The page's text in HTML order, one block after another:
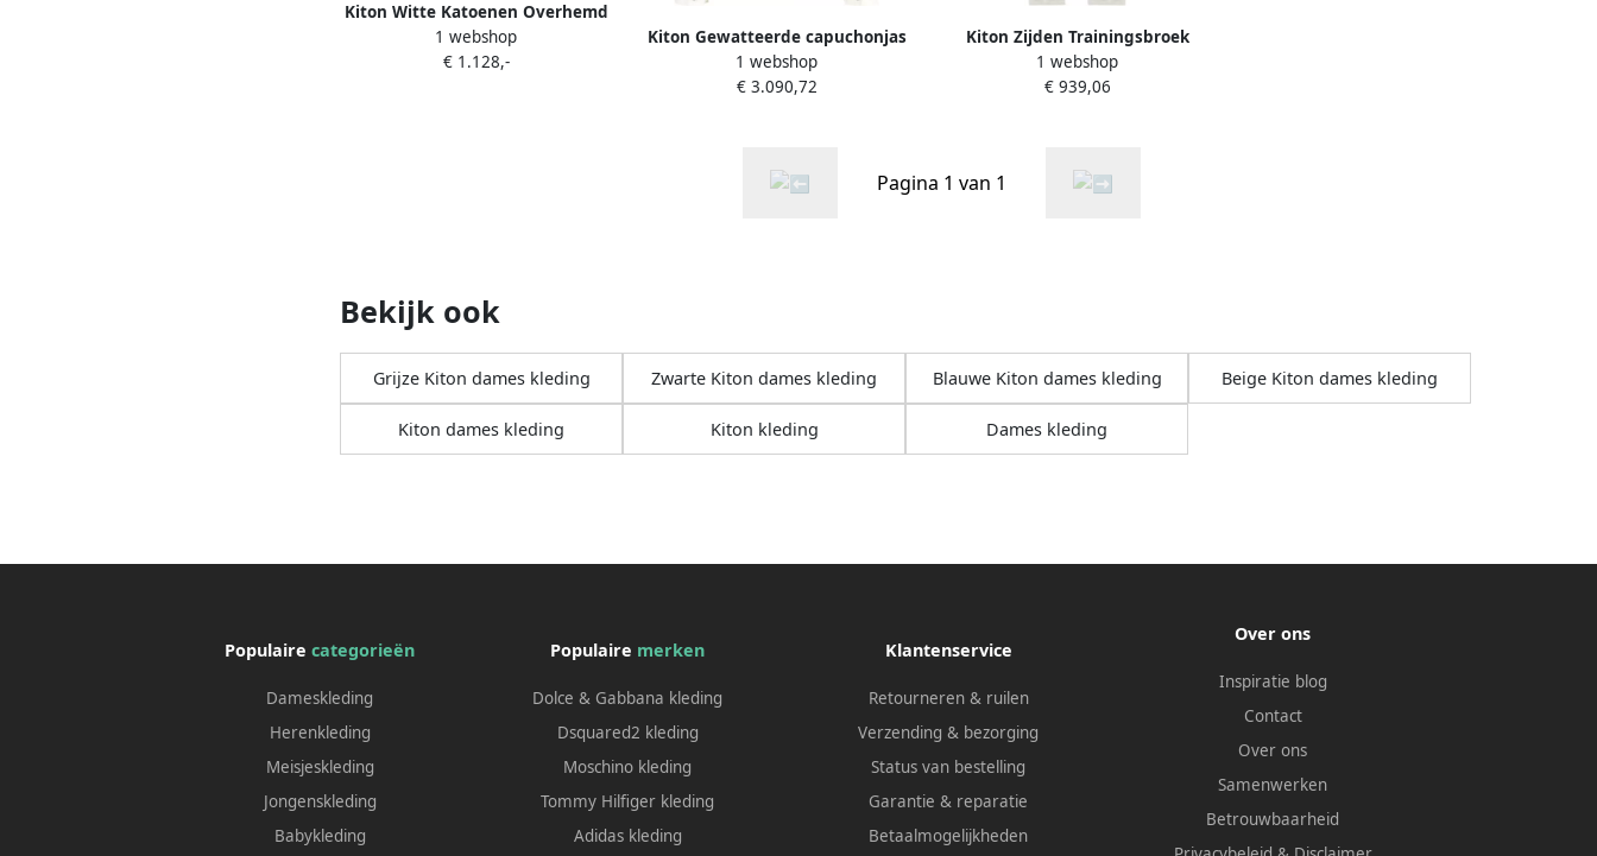
Kiton Witte Katoenen Overhemd
met Broderie Anglaise White
Dames
1 webshop
€ 1.128,-
Kiton Gewatteerde capuchonjas
White Dames
1 webshop
€ 3.090,72
Kiton Zijden Trainingsbroek
White Dames
1 webshop
€ 939,06
Pagina 1 van 1
Bekijk ook
Grijze Kiton dames kleding Zwarte Kiton dames kleding Blauwe Kiton dames kleding Beige Kiton dames kleding
Kiton dames kleding Kiton kleding Dames kleding
Populairecategorieën
Dameskleding
Herenkleding
Meisjeskleding
Jongenskleding
Babykleding
Populaire merken
Dolce & Gabbana kleding
Dsquared2 kleding
Moschino kleding
Tommy Hilfiger kleding
Adidas kleding
Klantenservice
Retourneren & ruilen
Verzending & bezorging
Status van bestelling
Garantie & reparatie
Betaalmogelijkheden
Over ons
Inspiratie blog
Contact
Over ons
Samenwerken
Betrouwbaarheid